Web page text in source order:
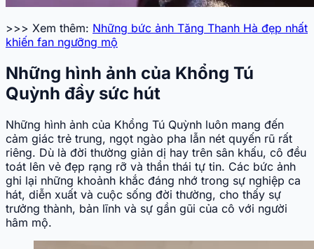
>>> Xem thêm: Những bức ảnh Tăng Thanh Hà đẹp nhất
khiến fan ngưỡng mộ
Những hình ảnh của Khổng Tú
Quỳnh đầy sức hút
Những hình ảnh của Khổng Tú Quỳnh luôn mang đến
cảm giác trẻ trung, ngọt ngào pha lẫn nét quyến rũ rất
riêng. Dù là đời thường giản dị hay trên sân khấu, cô đều
toát lên vẻ đẹp rạng rỡ và thần thái tự tin. Các bức ảnh
ghi lại những khoảnh khắc đáng nhớ trong sự nghiệp ca
hát, diễn xuất và cuộc sống đời thường, cho thấy sự
trưởng thành, bản lĩnh và sự gần gũi của cô với người
hâm mộ.